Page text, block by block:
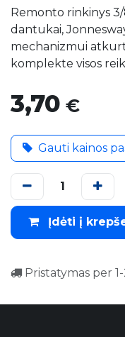
Remonto rinkinys
dantukai,
mechanizmui
komplekte visos
3,70 €
Gauti kainos
Įdėti į
Pristatymas per